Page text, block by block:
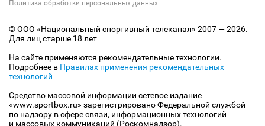
Политика обработки персональных данных
© ООО «Национальный спортивный телеканал» 2007 — 2026.
Для лиц старше 18 лет
На сайте применяются рекомендательные технологии.
Подробнее в Правилах применения рекомендательных
технологий
Средство массовой информации сетевое издание
«www.sportbox.ru» зарегистрировано Федеральной службой
по надзору в сфере связи, информационных технологий
и массовых коммуникаций (Роскомнадзор).